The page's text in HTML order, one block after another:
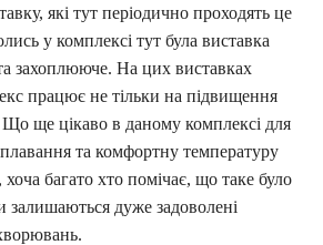
які тут періодично проходять це
у комплексі тут була виставка
захоплююче. На цих виставках
працює не тільки на підвищення
Що ще цікаво в даному комплексі для
та комфортну температуру
багато хто помічає, що таке було
залишаються дуже задоволені